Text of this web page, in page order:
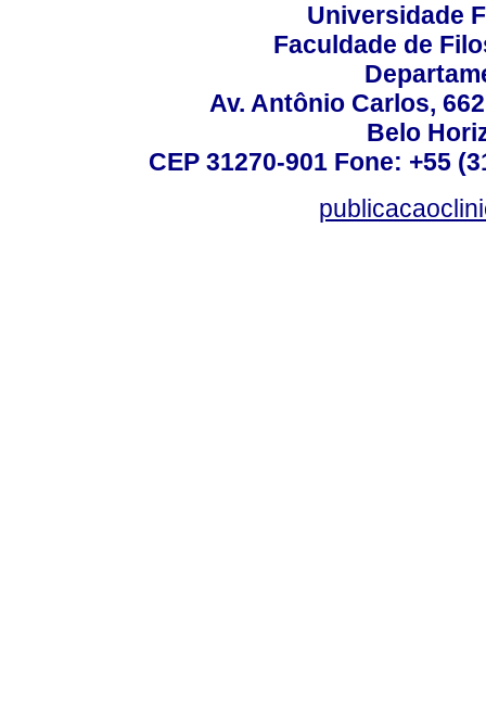
Universidade
Faculdade de
Av. Antônio Carlos,
Belo
CEP 31270-901 Fone: +55